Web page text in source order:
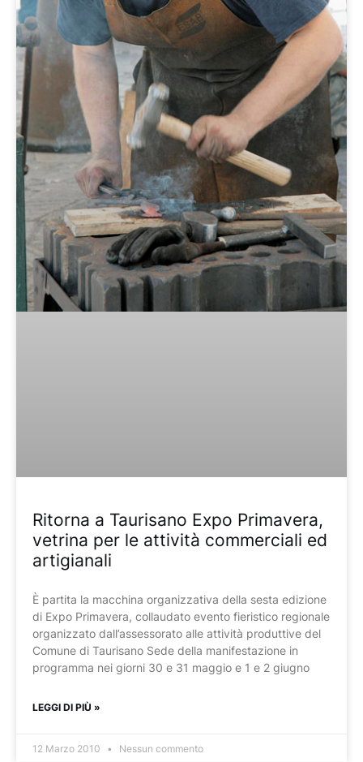
Ritorna a Taurisano Expo Primavera,
vetrina per le attività commerciali ed
artigianali
È partita la macchina organizzativa della sesta edizione
di Expo Primavera, collaudato evento fieristico regionale
organizzato dall’assessorato alle attività produttive del
Comune di Taurisano Sede della manifestazione in
programma nei giorni 30 e 31 maggio e 1 e 2 giugno
LEGGI DI PIÙ »
12 Marzo 2010 Nessun commento